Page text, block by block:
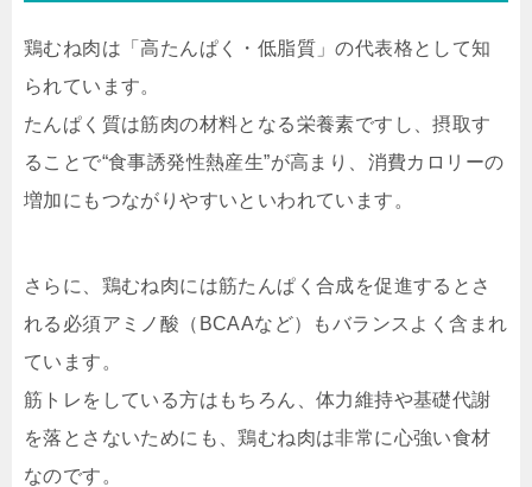
鶏むね肉は「高たんぱく・低脂質」の代表格として知
られています。
たんぱく質は筋肉の材料となる栄養素ですし、摂取す
ることで“食事誘発性熱産生”が高まり、消費カロリーの
増加にもつながりやすいといわれています。
さらに、鶏むね肉には筋たんぱく合成を促進するとさ
れる必須アミノ酸（BCAAなど）もバランスよく含まれ
ています。
筋トレをしている方はもちろん、体力維持や基礎代謝
を落とさないためにも、鶏むね肉は非常に心強い食材
なのです。